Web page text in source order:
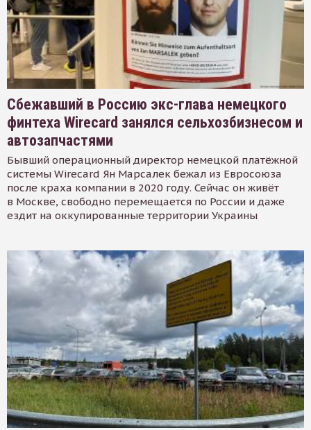
Сбежавший в Россию экс-глава немецкого
финтеха Wirecard занялся сельхозбизнесом и
автозапчастями
Бывший операционный директор немецкой платёжной
системы Wirecard Ян Марсалек бежал из Евросоюза
после краха компании в 2020 году. Сейчас он живёт
в Москве, свободно перемещается по России и даже
ездит на оккупированные территории Украины